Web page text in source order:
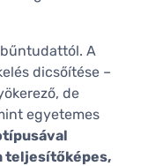
A
dicsőítése –
de
egyetemes
teljesítőképes,